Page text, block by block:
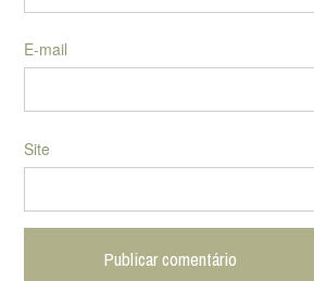
E-mail
Site